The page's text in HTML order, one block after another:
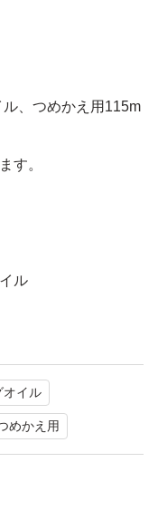
、つめかえ用115m
す。
ル
用 115ml
オイル
めかえ用